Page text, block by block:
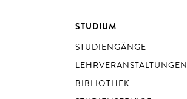
STUDIUM
STUDIENGÄNGE
LEHRVERANSTALTUNGEN
BIBLIOTHEK